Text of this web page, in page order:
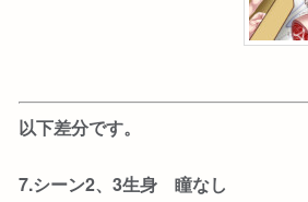
以下差分です。
7.シーン2、3生身 瞳なし